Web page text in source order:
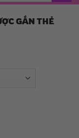
GẮN THẺ